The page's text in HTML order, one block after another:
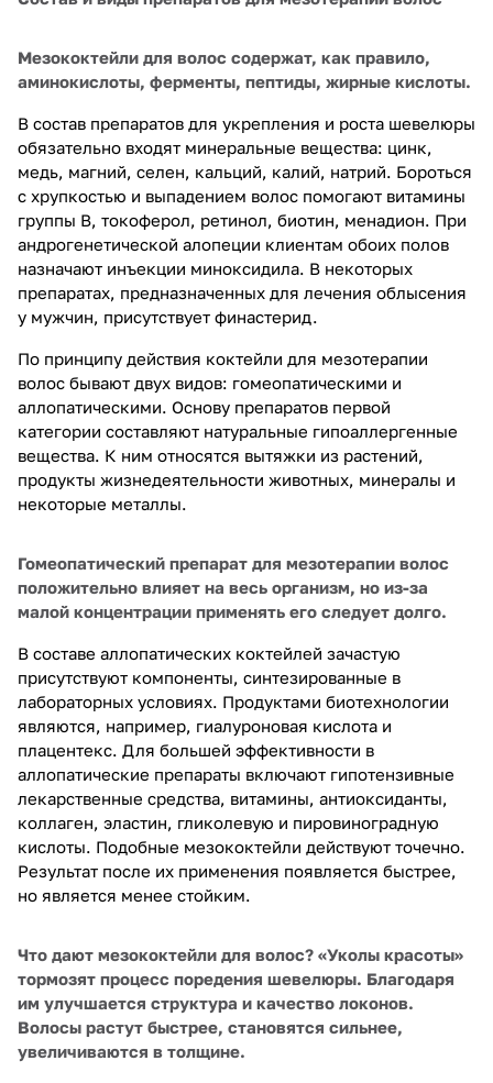
Мезококтейли для волос содержат, как правило,
аминокислоты, ферменты, пептиды, жирные кислоты.
В состав препаратов для укрепления и роста шевелюры
обязательно входят минеральные вещества: цинк,
медь, магний, селен, кальций, калий, натрий. Бороться
с хрупкостью и выпадением волос помогают витамины
группы В, токоферол, ретинол, биотин, менадион. При
андрогенетической алопеции клиентам обоих полов
назначают инъекции миноксидила. В некоторых
препаратах, предназначенных для лечения облысения
у мужчин, присутствует финастерид.
По принципу действия коктейли для мезотерапии
волос бывают двух видов: гомеопатическими и
аллопатическими. Основу препаратов первой
категории составляют натуральные гипоаллергенные
вещества. К ним относятся вытяжки из растений,
продукты жизнедеятельности животных, минералы и
некоторые металлы.
Гомеопатический препарат для мезотерапии волос
положительно влияет на весь организм, но из-за
малой концентрации применять его следует долго.
В составе аллопатических коктейлей зачастую
присутствуют компоненты, синтезированные в
лабораторных условиях. Продуктами биотехнологии
являются, например, гиалуроновая кислота и
плацентекс. Для большей эффективности в
аллопатические препараты включают гипотензивные
лекарственные средства, витамины, антиоксиданты,
коллаген, эластин, гликолевую и пировиноградную
кислоты. Подобные мезококтейли действуют точечно.
Результат после их применения появляется быстрее,
но является менее стойким.
Что дают мезококтейли для волос? «Уколы красоты»
тормозят процесс поредения шевелюры. Благодаря
им улучшается структура и качество локонов.
Волосы растут быстрее, становятся сильнее,
увеличиваются в толщине.